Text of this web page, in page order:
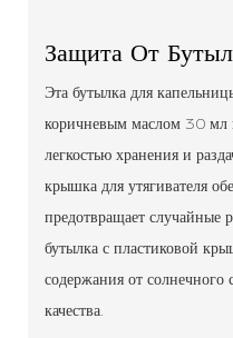
Защита От
Эта бутылка для
коричневым маслом 30 мл
легкостью хранения и
крышка для утягивателя
предотвращает случайные
бутылка с пластиковой
содержания от солнечного
качества.